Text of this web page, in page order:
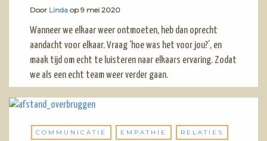
Door Linda op9 mei 2020
Wanneer we elkaar weer ontmoeten, heb dan oprecht
aandacht voor elkaar. Vraag ‘hoe was het voor jou?’, en
maak tijd om echt te luisteren naar elkaars ervaring. Zodat
we als een echt team weer verder gaan.
COMMUNICATIE EMPATHIE RELATIES